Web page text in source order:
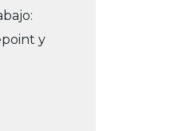
y